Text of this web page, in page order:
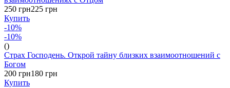
250 грн225 грн
Купить
-10%
-10%
()
Страх Господень. Открой тайну близких взаимоотношений с
Богом
200 грн180 грн
Купить